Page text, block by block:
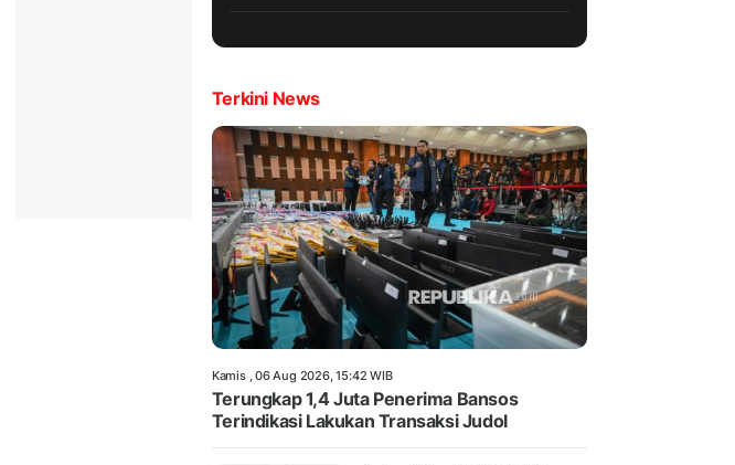
Terkini News
Kamis , 06 Aug 2026, 15:42 WIB
Terungkap 1,4 Juta Penerima Bansos
Terindikasi Lakukan Transaksi Judol